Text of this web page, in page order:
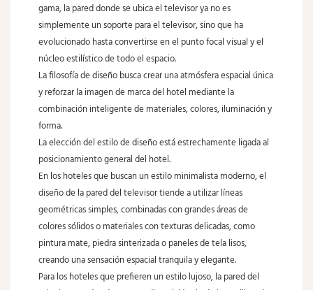
gama, la pared donde se ubica el televisor ya no es
simplemente un soporte para el televisor, sino que ha
evolucionado hasta convertirse en el punto focal visual y el
núcleo estilístico de todo el espacio.
La filosofía de diseño busca crear una atmósfera espacial única
y reforzar la imagen de marca del hotel mediante la
combinación inteligente de materiales, colores, iluminación y
forma.
La elección del estilo de diseño está estrechamente ligada al
posicionamiento general del hotel.
En los hoteles que buscan un estilo minimalista moderno, el
diseño de la pared del televisor tiende a utilizar líneas
geométricas simples, combinadas con grandes áreas de
colores sólidos o materiales con texturas delicadas, como
pintura mate, piedra sinterizada o paneles de tela lisos,
creando una sensación espacial tranquila y elegante.
Para los hoteles que prefieren un estilo lujoso, la pared del